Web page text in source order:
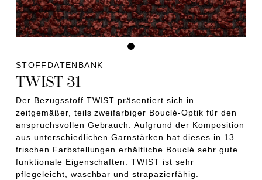
STOFFDATENBANK
TWIST 31
Der Bezugsstoff TWIST präsentiert sich in
zeitgemäßer, teils zweifarbiger Bouclé-Optik für den
anspruchsvollen Gebrauch. Aufgrund der Komposition
aus unterschiedlichen Garnstärken hat dieses in 13
frischen Farbstellungen erhältliche Bouclé sehr gute
funktionale Eigenschaften: TWIST ist sehr
pflegeleicht, waschbar und strapazierfähig.